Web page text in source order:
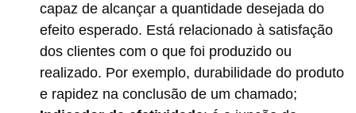
capaz de alcançar a quantidade desejada do
efeito esperado. Está relacionado à satisfação
dos clientes com o que foi produzido ou
realizado. Por exemplo, durabilidade do produto
e rapidez na conclusão de um chamado;